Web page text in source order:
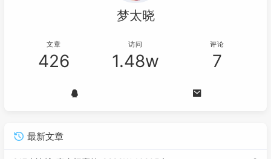
梦太晓
文章
426
访问
1.48w
评论
7
最新文章